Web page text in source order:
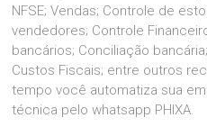
NFSE; Vendas; Controle de
vendedores; Controle
bancários; Conciliação
Custos Fiscais; entre outros
tempo você automatiza sua
técnica pelo whatsapp PHIXA.